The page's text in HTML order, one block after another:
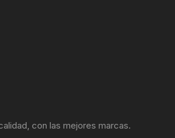
con las mejores marcas.